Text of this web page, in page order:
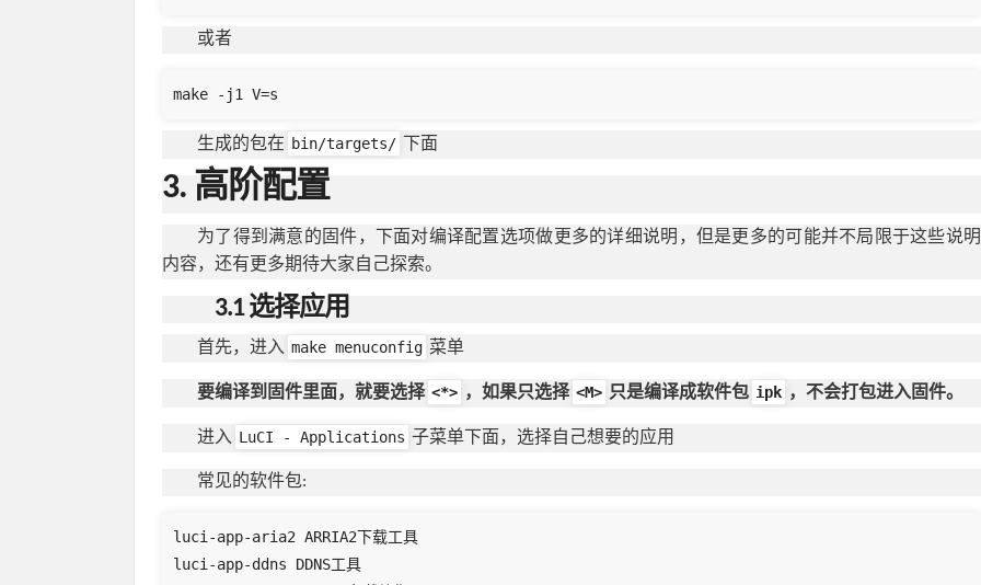
或者
make -j1 V=s
生成的包在 bin/targets/ 下面
3. 高阶配置
为了得到满意的固件，下面对编译配置选项做更多的详细说明，但是更多的可能并不局限于这些说明
内容，还有更多期待大家自己探索。
3.1 选择应用
首先，进入 make menuconfig 菜单
要编译到固件里面，就要选择 <*> ，如果只选择 <M> 只是编译成软件包 ipk ，不会打包进入固件。
进入 LuCI - Applications 子菜单下面，选择自己想要的应用
常见的软件包:
luci-app-aria2 ARRIA2下载工具
luci-app-ddns DDNS工具